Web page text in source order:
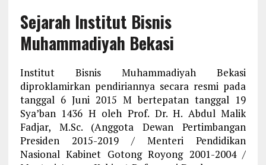
Sejarah Institut Bisnis
Muhammadiyah Bekasi
Institut Bisnis Muhammadiyah Bekasi
diproklamirkan pendiriannya secara resmi pada
tanggal 6 Juni 2015 M bertepatan tanggal 19
Sya’ban 1436 H oleh Prof. Dr. H. Abdul Malik
Fadjar, M.Sc. (Anggota Dewan Pertimbangan
Presiden 2015-2019 / Menteri Pendidikan
Nasional Kabinet Gotong Royong 2001-2004 /